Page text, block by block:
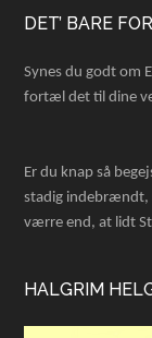
Footer
DET’ BARE
Synes du godt om
fortæl det til dine
Er du knap så
stadig indebrændt,
værre end, at lidt
HALGRIM